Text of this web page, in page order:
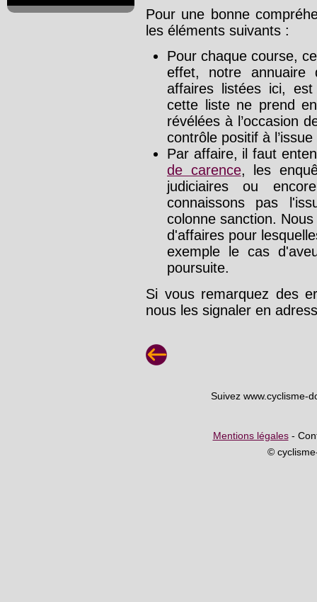
Pour une bonne
les éléments suivants :
Pour chaque course,
effet, notre annuaire
affaires listées ici,
cette liste ne prend
révélées à l’occasion
contrôle positif à
Par affaire, il faut
de carence, les
judiciaires ou
connaissons pas
colonne sanction.
d'affaires pour
exemple le cas
poursuite.
Si vous remarquez des
nous les signaler en
Suivez www.cyclisme-
Mentions légales-
©